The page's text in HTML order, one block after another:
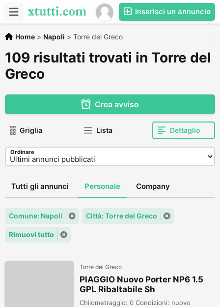
Inserisci un annuncio
Home > Napoli > Torre del Greco
109 risultati trovati in Torre del
Greco
Crea avviso
Griglia Lista Dettaglio
Ordinare
Tutti gli annunci Personale Company
Comune: Napoli Città: Torre del Greco
Rimuovi tutto
Torre del Greco
PIAGGIO Nuovo Porter NP6 1.5
GPL Ribaltabile Sh
Chilometraggio: 0 Condizioni: nuovo